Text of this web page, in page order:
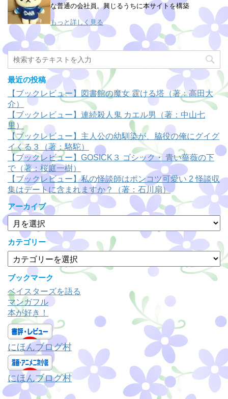
な普通の会社員。興じるうちに本サイトを構築
もっと詳しく見る
最近の投稿
【ブックレビュー】図書館の魔女 霆ける塔（著：高田大
介）
【ブックレビュー】連続殺人鬼 カエル男（著：中山七
里）
【ブックレビュー】主人公の幼馴染が、脇役の俺にグイグ
イくる３（著：駱駝）
【ブックレビュー】GOSICK３ ゴシック・ 青い薔薇の下
で（著：桜庭一樹）
【ブックレビュー】私の怪談師はポンコツ可愛い 2 怪談収
集はデートに含まれますか？（著：石川扇）
アーカイブ
ア
ー
カ
イ
ブ
カテゴリー
テ
ゴ
リ
ー
ブックマーク
ベイスターズを語る
マンガフル
本が好き！
にほんブログ村
にほんブログ村